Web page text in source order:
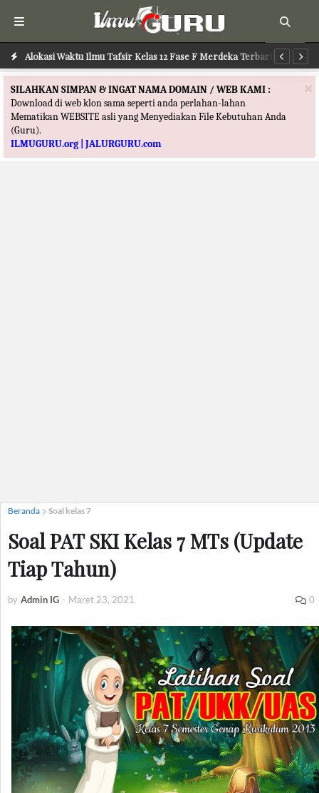
Alokasi Waktu Ilmu Tafsir Kelas 12 Fase F Merdeka Terbaru
×
SILAHKAN SIMPAN & INGAT NAMA DOMAIN / WEB KAMI :
Download di web klon sama seperti anda perlahan-lahan
Mematikan WEBSITE asli yang Menyediakan File Kebutuhan Anda
(Guru).
ILMUGURU.org | JALURGURU.com
Beranda Soal kelas 7
Soal PAT SKI Kelas 7 MTs (Update
Tiap Tahun)
by Admin IG - Maret 23, 2021 0